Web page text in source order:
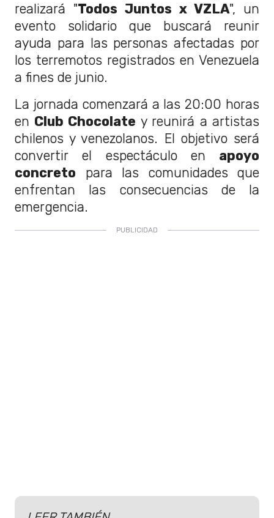
realizará "Todos Juntos x VZLA", un
evento solidario que buscará reunir
ayuda para las personas afectadas por
los terremotos registrados en Venezuela
a fines de junio.
La jornada comenzará a las 20:00 horas
en Club Chocolate y reunirá a artistas
chilenos y venezolanos. El objetivo será
convertir el espectáculo en apoyo
concreto para las comunidades que
enfrentan las consecuencias de la
emergencia.